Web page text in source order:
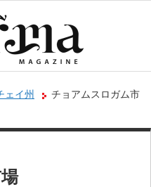
ェイ州
チョアムスロガム市